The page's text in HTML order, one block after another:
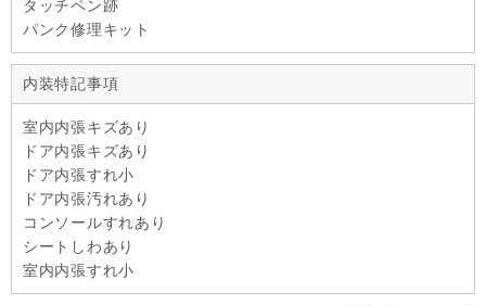
タッチペン跡
パンク修理キット
内装特記事項
室内内張キズあり
ドア内張キズあり
ドア内張すれ小
ドア内張汚れあり
コンソールすれあり
シートしわあり
室内内張すれ小